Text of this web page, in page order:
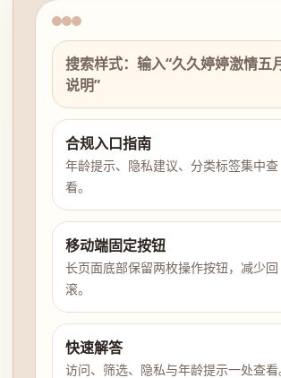
搜索样式：输入“久久婷婷激情五
说明”
合规入口指南
年龄提示、隐私建议、分类标签集中查
看。
移动端固定按钮
长页面底部保留两枚操作按钮，减少回
滚。
快速解答
访问、筛选、隐私与年龄提示一处查看